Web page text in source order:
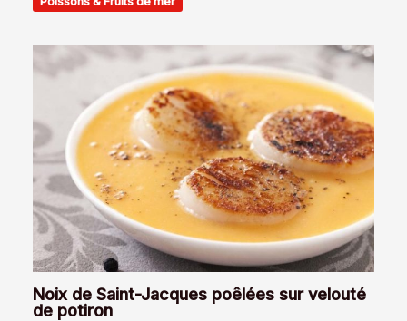
Noix de Saint-Jacques poêlées sur velouté
de potiron